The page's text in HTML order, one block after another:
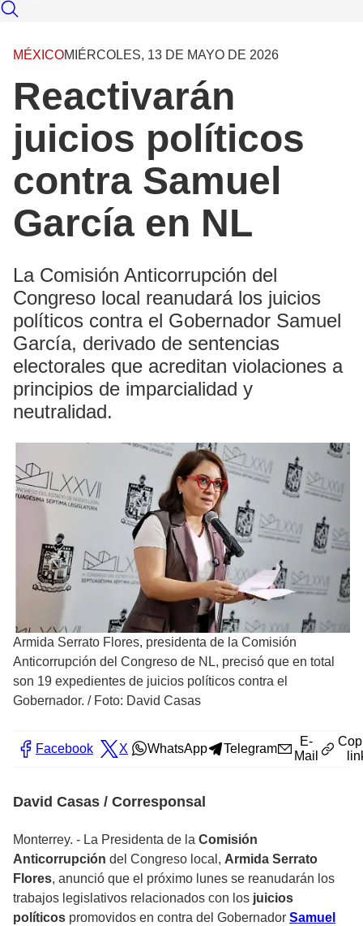
MÉXICOMIÉRCOLES, 13 DE MAYO DE 2026
Reactivarán
juicios políticos
contra Samuel
García en NL
La Comisión Anticorrupción del
Congreso local reanudará los juicios
políticos contra el Gobernador Samuel
García, derivado de sentencias
electorales que acreditan violaciones a
principios de imparcialidad y
neutralidad.
Armida Serrato Flores, presidenta de la Comisión
Anticorrupción del Congreso de NL, precisó que en total
son 19 expedientes de juicios políticos contra el
Gobernador. / Foto: David Casas
Facebook X WhatsApp Telegram
E-
Mail
David Casas / Corresponsal
Monterrey. - La Presidenta de la Comisión
Anticorrupción del Congreso local, Armida Serrato
Flores, anunció que el próximo lunes se reanudarán los
trabajos legislativos relacionados con los juicios
políticos promovidos en contra del Gobernador Samuel